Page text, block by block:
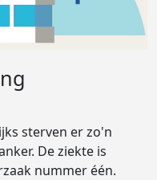
sterven er zo'n
De ziekte is
nummer één.